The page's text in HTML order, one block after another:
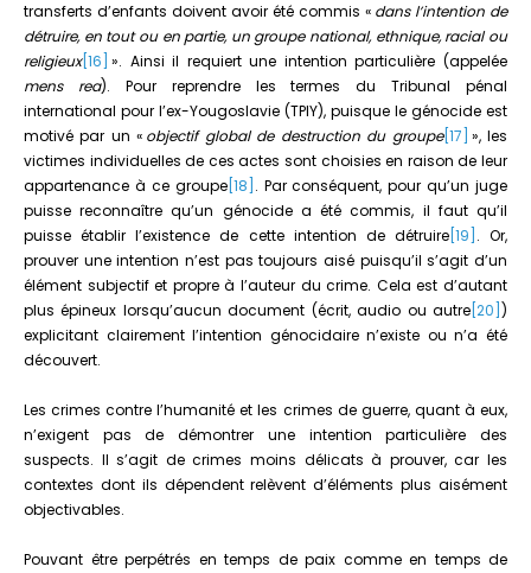
transferts d’enfants doivent avoir été commis « dans l’intention de
détruire, en tout ou en partie, un groupe national, ethnique, racial ou
religieux[16] ». Ainsi il requiert une intention particulière (appelée
mens rea). Pour reprendre les termes du Tribunal pénal
international pour l’ex-Yougoslavie (TPIY), puisque le génocide est
motivé par un « objectif global de destruction du groupe[17] », les
victimes individuelles de ces actes sont choisies en raison de leur
appartenance à ce groupe[18] . Par conséquent, pour qu’un juge
puisse reconnaître qu’un génocide a été commis, il faut qu’il
puisse établir l’existence de cette intention de détruire[19] . Or,
prouver une intention n’est pas toujours aisé puisqu’il s’agit d’un
élément subjectif et propre à l’auteur du crime. Cela est d’autant
plus épineux lorsqu’aucun document (écrit, audio ou autre [20] )
explicitant clairement l’intention génocidaire n’existe ou n’a été
découvert.
Les crimes contre l’humanité et les crimes de guerre, quant à eux,
n’exigent pas de démontrer une intention particulière des
suspects. Il s’agit de crimes moins délicats à prouver, car les
contextes dont ils dépendent relèvent d’éléments plus aisément
objectivables.
Pouvant être perpétrés en temps de paix comme en temps de